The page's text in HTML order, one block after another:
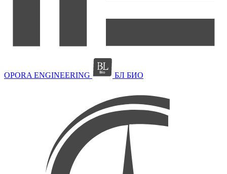
OPORA ENGINEERING БЛ БИО